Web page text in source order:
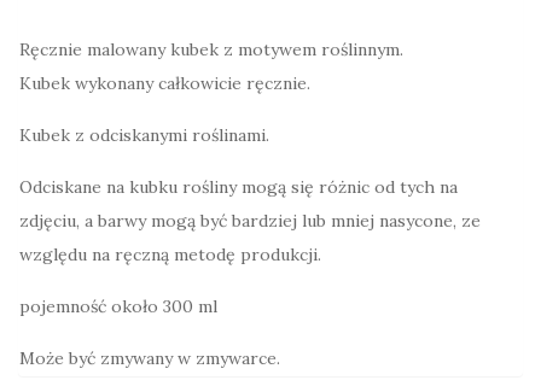
Ręcznie malowany kubek z motywem roślinnym.
Kubek wykonany całkowicie ręcznie.
Kubek z odciskanymi roślinami.
Odciskane na kubku rośliny mogą się różnic od tych na
zdjęciu, a barwy mogą być bardziej lub mniej nasycone, ze
względu na ręczną metodę produkcji.
pojemność około 300 ml
Może być zmywany w zmywarce.